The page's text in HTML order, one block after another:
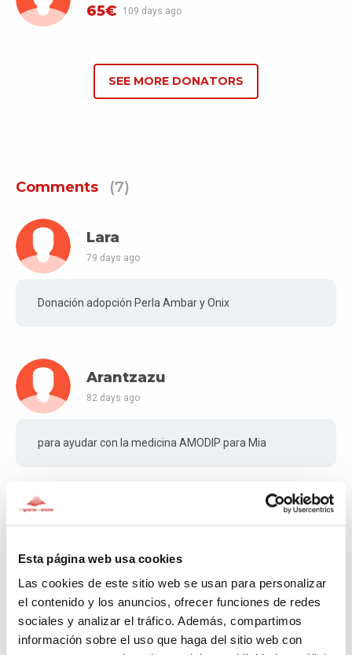
Esta página web usa cookies
Las cookies de este sitio web se usan para personalizar
el contenido y los anuncios, ofrecer funciones de redes
sociales y analizar el tráfico. Además, compartimos
información sobre el uso que haga del sitio web con
65€
109 days ago
SEE MORE DONATORS
Comments (7)
Lara
79 days ago
Donación adopción Perla Ambar y Onix
Arantzazu
82 days ago
para ayudar con la medicina AMODIP para Mia
Donativo adopción Aceituna